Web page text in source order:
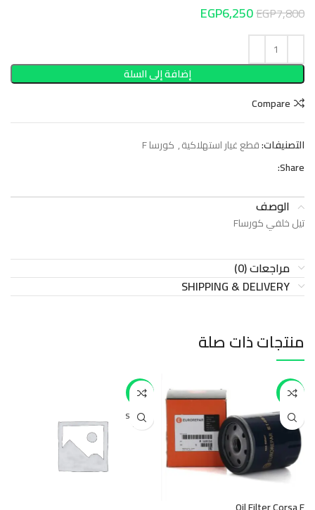
EGP7,800
EGP6,250
إضافة إلى السلة
Compare
التصنيفات:قطع غيار استهلاكية, كورسا F
Share:
الوصف
تيل خلفي كورساF
مراجعات (0)
SHIPPING & DELIVERY
منتجات ذات صلة
-50%
-17%
SOLD O
UT